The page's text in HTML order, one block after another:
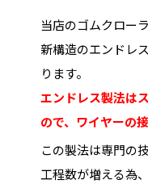
当店のゴムクロー
新構造のエンドレ
ります。
エンドレス製法は
ので、ワイヤーの
この製法は専門の
工程数が増える為